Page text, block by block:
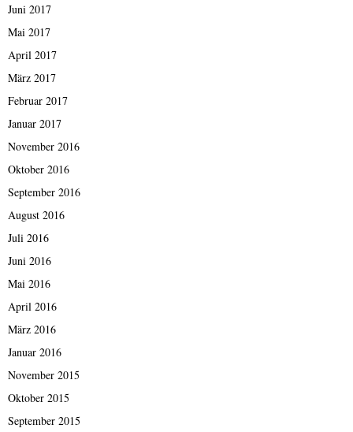
Juni 2017
Mai 2017
April 2017
März 2017
Februar 2017
Januar 2017
November 2016
Oktober 2016
September 2016
August 2016
Juli 2016
Juni 2016
Mai 2016
April 2016
März 2016
Januar 2016
November 2015
Oktober 2015
September 2015